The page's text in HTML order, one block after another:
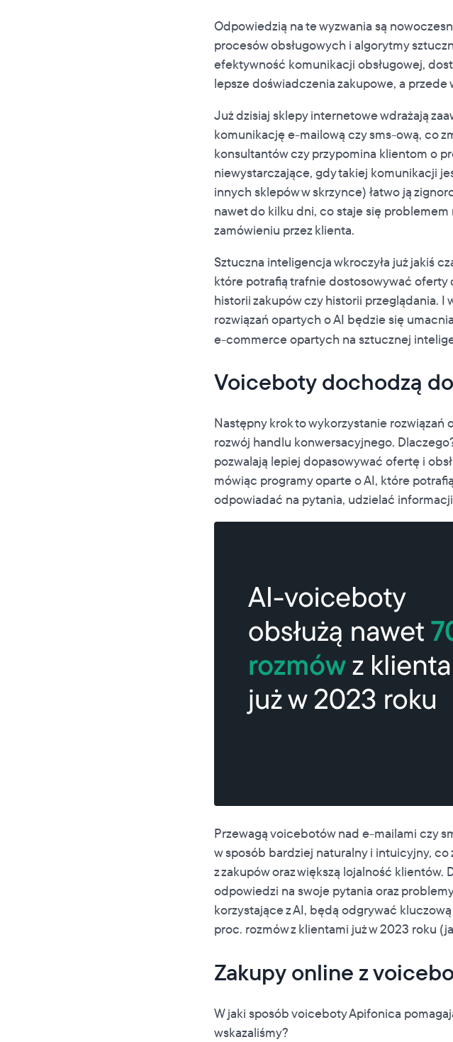
Odpowiedzią na te wyzwania są
procesów obsługowych i algorytmy
efektywność komunikacji obsługowej,
lepsze doświadczenia zakupowe, a
Już dzisiaj sklepy internetowe wdrażają
komunikację e-mailową czy sms-ową, co
konsultantów czy przypomina klientom o
niewystarczające, gdy takiej komunikacji
innych sklepów w skrzynce) łatwo ją
nawet do kilku dni, co staje się
zamówieniu przez klienta.
Sztuczna inteligencja wkroczyła już jakiś
które potrafią trafnie dostosowywać
historii zakupów czy historii przeglądania. I
rozwiązań opartych o AI będzie się
e-commerce opartych na sztucznej
Voiceboty dochodzą
Następny krok to wykorzystanie
rozwój handlu konwersacyjnego.
pozwalają lepiej dopasowywać ofertę i
mówiąc programy oparte o AI, które
odpowiadać na pytania, udzielać
Przewagą voicebotów nad e-mailami czy
w sposób bardziej naturalny i intuicyjny, co
z zakupów oraz większą lojalność
odpowiedzi na swoje pytania oraz
korzystające z AI, będą odgrywać
proc. rozmów z klientami już w 2023 roku
Zakupy online z
W jaki sposób voiceboty Apifonica
wskazaliśmy?